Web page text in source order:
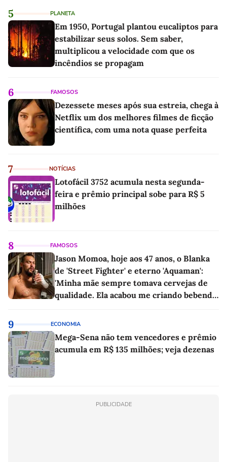
5 PLANETA
Em 1950, Portugal plantou eucaliptos para
estabilizar seus solos. Sem saber,
multiplicou a velocidade com que os
incêndios se propagam
6 FAMOSOS
Dezessete meses após sua estreia, chega à
Netflix um dos melhores filmes de ficção
científica, com uma nota quase perfeita
7 NOTÍCIAS
Lotofácil 3752 acumula nesta segunda-
feira e prêmio principal sobe para R$ 5
milhões
8 FAMOSOS
Jason Momoa, hoje aos 47 anos, o Blanka
de 'Street Fighter' e eterno 'Aquaman':
'Minha mãe sempre tomava cervejas de
qualidade. Ela acabou me criando bebendo
9 ECONOMIA
Mega-Sena não tem vencedores e prêmio
acumula em R$ 135 milhões; veja dezenas
PUBLICIDADE